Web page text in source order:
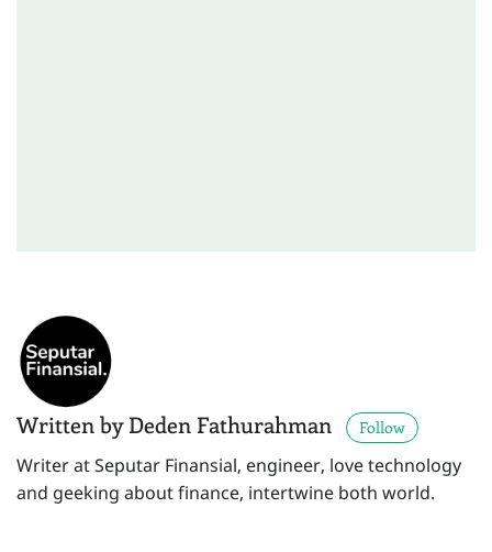
Written by Deden Fathurahman Follow
Writer at Seputar Finansial, engineer, love technology
and geeking about finance, intertwine both world.